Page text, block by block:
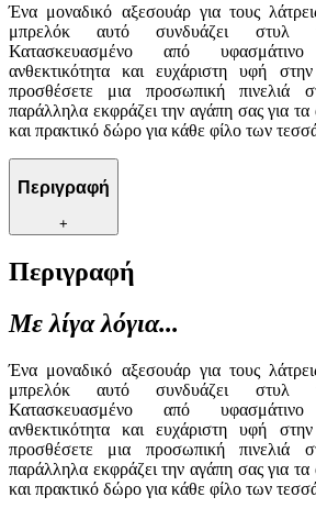
Ένα μοναδικό αξεσουάρ για τους
μπρελόκ αυτό συνδυάζει στυλ
Κατασκευασμένο από
ανθεκτικότητα και ευχάριστη υφή
προσθέσετε μια προσωπική πινελιά
παράλληλα εκφράζει την αγάπη σας για
και πρακτικό δώρο για κάθε φίλο των
Περιγραφή
+
Περιγραφή
Με λίγα λόγια...
Ένα μοναδικό αξεσουάρ για τους
μπρελόκ αυτό συνδυάζει στυλ
Κατασκευασμένο από
ανθεκτικότητα και ευχάριστη υφή
προσθέσετε μια προσωπική πινελιά
παράλληλα εκφράζει την αγάπη σας για
και πρακτικό δώρο για κάθε φίλο των